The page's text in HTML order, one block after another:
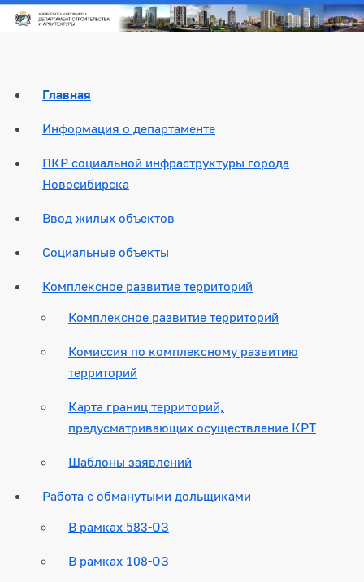
Главная
Информация о департаменте
ПКР социальной инфраструктуры города
Новосибирска
Ввод жилых объектов
Социальные объекты
Комплексное развитие территорий
Комплексное развитие территорий
Комиссия по комплексному развитию
территорий
Карта границ территорий,
предусматривающих осуществление КРТ
Шаблоны заявлений
Работа с обманутыми дольщиками
В рамках 583-ОЗ
В рамках 108-ОЗ